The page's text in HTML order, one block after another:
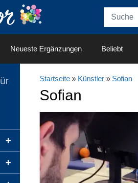
Neueste Ergänzungen Beliebt
Startseite» Künstler» Sofian
Sofian
+
+